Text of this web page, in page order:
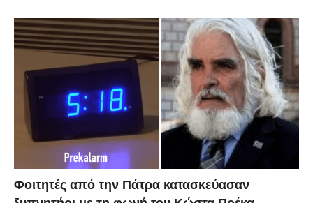
Φοιτητές από την Πάτρα κατασκεύασαν